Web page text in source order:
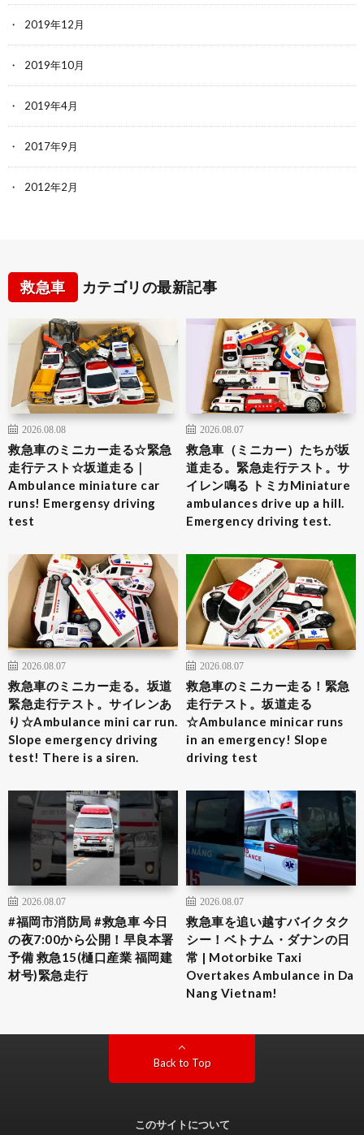
2019年12月
2019年10月
2019年4月
2017年9月
2012年2月
救急車 カテゴリの最新記事
2026.08.08
救急車のミニカー走る☆緊急
走行テスト☆坂道走る｜
Ambulance miniature car
runs! Emergensy driving
test
2026.08.07
救急車（ミニカー）たちが坂
道走る。緊急走行テスト。サ
イレン鳴る トミカMiniature
ambulances drive up a hill.
Emergency driving test.
2026.08.07
救急車のミニカー走る。坂道
緊急走行テスト。サイレンあ
り☆Ambulance mini car run.
Slope emergency driving
test! There is a siren.
2026.08.07
救急車のミニカー走る！緊急
走行テスト。坂道走る
☆Ambulance minicar runs
in an emergency! Slope
driving test
2026.08.07
#福岡市消防局 #救急車 今日
の夜7:00から公開！早良本署
予備 救急15(樋口産業 福岡建
材号)緊急走行
2026.08.07
救急車を追い越すバイクタク
シー！ベトナム・ダナンの日
常 | Motorbike Taxi
Overtakes Ambulance in Da
Nang Vietnam!
Back to Top
このサイトについて